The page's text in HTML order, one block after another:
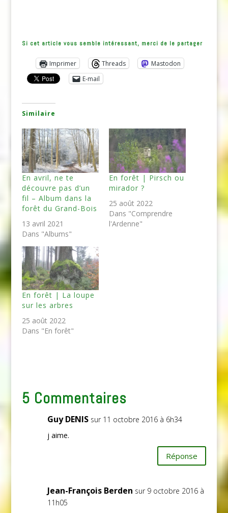
Si cet article vous semble intéressant, merci de le partager
Imprimer Threads
Mastodon
E-mail
Similaire
En avril, ne te
découvre pas d’un
fil – Album dans la
forêt du Grand-Bois
13 avril 2021
Dans "Albums"
En forêt | Pirsch ou
mirador ?
25 août 2022
Dans "Comprendre
l'Ardenne"
En forêt | La loupe
sur les arbres
25 août 2022
Dans "En forêt"
5 Commentaires
Guy DENIS sur 11 octobre 2016 à 6h34
j aime.
Réponse
Jean-François Berden sur 9 octobre 2016 à
11h05